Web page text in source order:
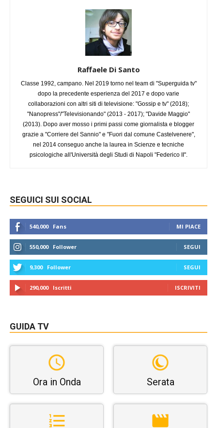
Raffaele Di Santo
Classe 1992, campano. Nel 2019 torno nel team di "Superguida tv"
dopo la precedente esperienza del 2017 e dopo varie
collaborazioni con altri siti di televisione: "Gossip e tv" (2018);
"Nanopress"/"Televisionando" (2013 - 2017); "Davide Maggio"
(2013). Dopo aver mosso i primi passi come giornalista e blogger
grazie a "Corriere del Sannio" e "Fuori dal comune Castelvenere",
nel 2014 conseguo anche la laurea in Scienze e tecniche
psicologiche all'Università degli Studi di Napoli "Federico II".
SEGUICI SUI SOCIAL
540,000 Fans MI PIACE
550,000 Follower SEGUI
9,300 Follower SEGUI
290,000 Iscritti ISCRIVITI
GUIDA TV
Ora in Onda Serata